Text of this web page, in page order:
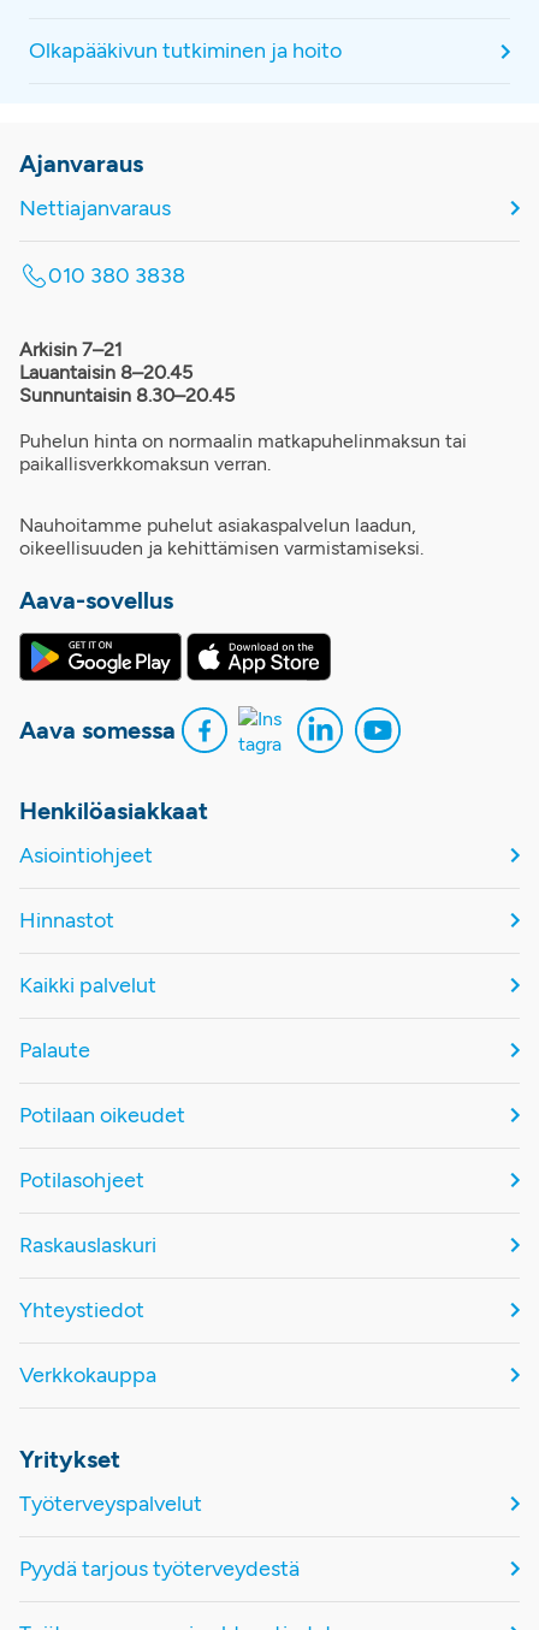
Olkapääkivun tutkiminen ja hoito
Ajanvaraus
Nettiajanvaraus
010 380 3838
Arkisin 7–21
Lauantaisin 8–20.45
Sunnuntaisin 8.30–20.45
Puhelun hinta on normaalin matkapuhelinmaksun tai
paikallisverkkomaksun verran.
Nauhoitamme puhelut asiakaspalvelun laadun,
oikeellisuuden ja kehittämisen varmistamiseksi.
Aava-sovellus
Aava somessa
Henkilöasiakkaat
Asiointiohjeet
Hinnastot
Kaikki palvelut
Palaute
Potilaan oikeudet
Potilasohjeet
Raskauslaskuri
Yhteystiedot
Verkkokauppa
Yritykset
Työterveyspalvelut
Pyydä tarjous työterveydestä